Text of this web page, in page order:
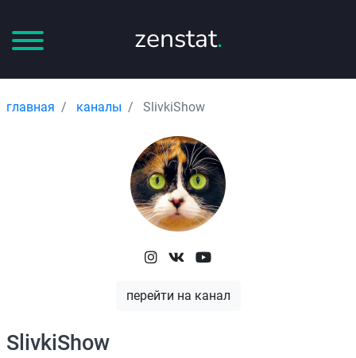
zenstat.
главная каналы SlivkiShow
перейти на канал
SlivkiShow